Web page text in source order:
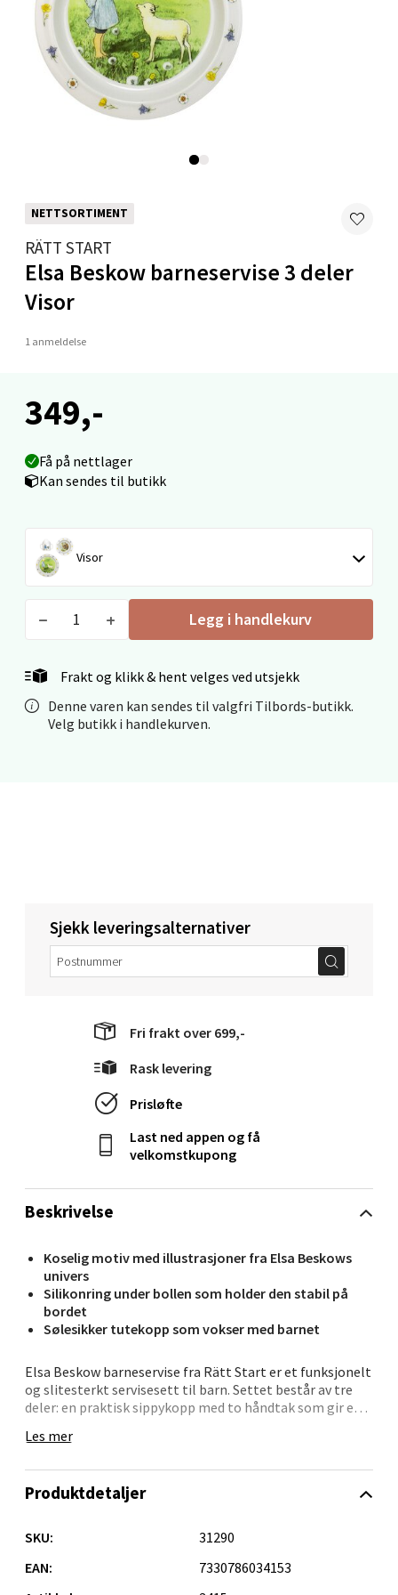
NETTSORTIMENT
RÄTT START
Elsa Beskow barneservise 3 deler
Visor
1 anmeldelse
349,-
Få på nettlager
Kan sendes til butikk
Visor
Legg i handlekurv
Frakt og klikk & hent velges ved utsjekk
Denne varen kan sendes til valgfri Tilbords-butikk.
Velg butikk i handlekurven.
Beskrivelse
Koselig motiv med illustrasjoner fra Elsa Beskows
univers
Silikonring under bollen som holder den stabil på
bordet
Sølesikker tutekopp som vokser med barnet
Elsa Beskow barneservise fra Rätt Start er et funksjonelt
og slitesterkt servisesett til barn. Settet består av tre
deler: en praktisk sippykopp med to håndtak som gir et
silikonring. Tuten har en sølstopp for å regulere
begge utstyrt med en silikonring under for å sikre at de
gjør måltidet mer behagelig for barnet.
Les mer
Sjekk leveringsalternativer
Fri frakt over 699,-
Rask levering
Prisløfte
Last ned appen og få
velkomstkupong
Produktdetaljer
SKU:
31290
EAN:
7330786034153
0 i butikk
Ålesund - Thon Senter Moa
Åpent i dag 10-20
0 i butikk
Torget 1, 6413 Molde
0 i butikk
Narvik - Thon Senter Malmporten
Åpent i dag 10-20
0 i butikk
0 i butikk
Velg
Oppdal - Aunasenteret
Aunasenteret, Sunndalsvegen 3, 7340 Oppdal
0 i butikk
Orkanger - Thon Senter Orkanger
Thon Senter Orkanger, Orkdalsveien 113, 7300
Åpent i dag 09-20
0 i butikk
Sandvika - Thon Senter Sandvika